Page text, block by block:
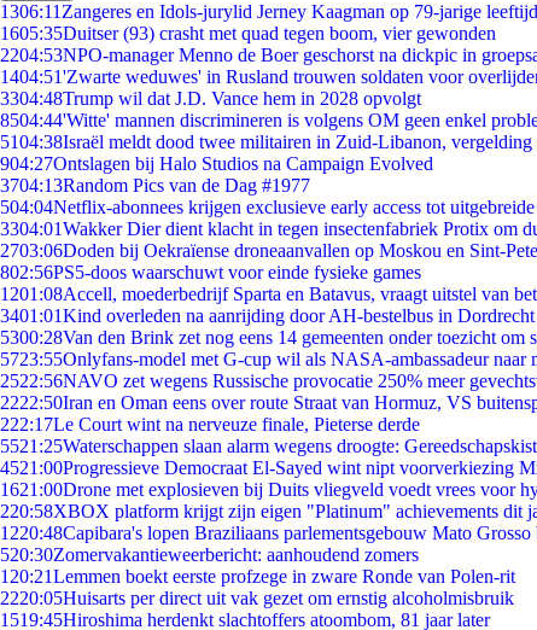
1306:11 Zangeres en Idols-jurylid Jerney Kaagman op 79-jarige
1605:35Duitser (93) crasht met quad tegen boom, vier gewonden
2204:53NPO-manager Menno de Boer geschorst na dickpic in
1404:51'Zwarte weduwes' in Rusland trouwen soldaten voor
3304:48Trump wil dat J.D. Vance hem in 2028 opvolgt
8504:44'Witte' mannen discrimineren is volgens OM geen enkel
5104:38Israël meldt dood twee militairen in Zuid-Libanon, vergelding
904:27Ontslagen bij Halo Studios na Campaign Evolved
3704:13Random Pics van de Dag #1977
504:04Netflix-abonnees krijgen exclusieve early access tot
3304:01Wakker Dier dient klacht in tegen insectenfabriek Protix om
2703:06Doden bij Oekraïense droneaanvallen op Moskou en Sint-
802:56PS5-doos waarschuwt voor einde fysieke games
1201:08Accell, moederbedrijf Sparta en Batavus, vraagt uitstel van
3401:01Kind overleden na aanrijding door AH-bestelbus in Dordrecht
5300:28Van den Brink zet nog eens 14 gemeenten onder toezicht om
5723:55Onlyfans-model met G-cup wil als NASA-ambassadeur naar
2522:56NAVO zet wegens Russische provocatie 250% meer
2222:50Iran en Oman eens over route Straat van Hormuz, VS
222:17Le Court wint na nerveuze finale, Pieterse derde
5521:25Waterschappen slaan alarm wegens droogte:
4521:00Progressieve Democraat El-Sayed wint nipt voorverkiezing
1621:00Drone met explosieven bij Duits vliegveld voedt vrees voor
220:58XBOX platform krijgt zijn eigen "Platinum" achievements dit
1220:48Capibara's lopen Braziliaans parlementsgebouw Mato Grosso
520:30Zomervakantieweerbericht: aanhoudend zomers
1 20:21Lemmen boekt eerste profzege in zware Ronde van Polen-rit
2220:05Huisarts per direct uit vak gezet om ernstig alcoholmisbruik
1519:45Hiroshima herdenkt slachtoffers atoombom, 81 jaar later